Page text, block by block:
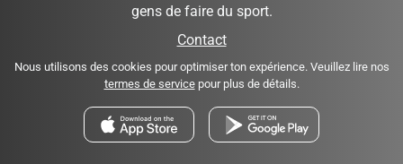
gens de faire du sport.
Contact
Nous utilisons des cookies pour optimiser ton expérience. Veuillez lire nos
termes de servicepour plus de détails.